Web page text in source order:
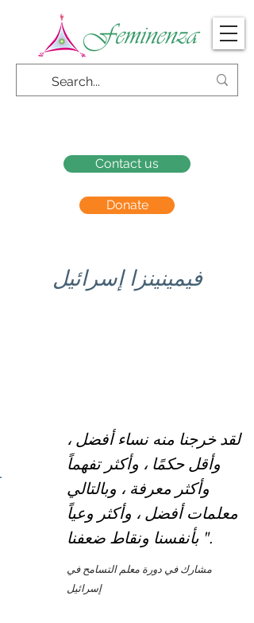
Donate
Contact us
فيمينينزا إسرائيل
لقد خرجنا منه نساء أفضل ،
وأقل حكمًا ، وأكثر تفهماً
وأكثر معرفة ، وبالتالي
معلمات أفضل ، وأكثر وعياً
بأنفسنا ونقاط ضعفنا ".
مشارك في دورة معلم التسامح في
إسرائيل